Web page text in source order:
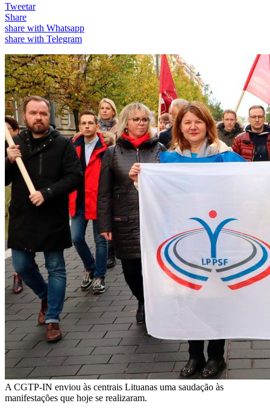
Tweetar
Share
share with Whatsapp
share with Telegram
A CGTP-IN enviou às centrais Lituanas uma saudação às
manifestações que hoje se realizaram.